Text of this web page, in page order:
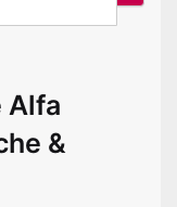
Alfa
&